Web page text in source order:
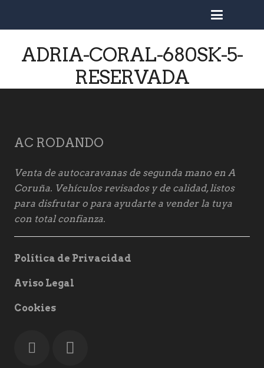
ADRIA-CORAL-680SK-5-
RESERVADA
AC RODANDO
Venta de autocaravanas de segunda mano en A
Coruña. Vehículos revisados y de calidad, listos
para disfrutar o para ayudarte a vender la tuya
con total confianza.
Política de Privacidad
Aviso Legal
Cookies